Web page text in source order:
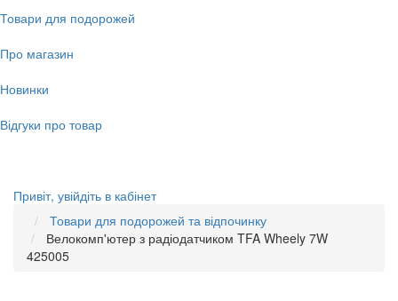
Товари для подорожей
Про магазин
Новинки
Відгуки про товар
Привіт, увійдіть в кабінет
Товари для подорожей та відпочинку
Велокомп'ютер з радіодатчиком TFA Wheely 7W
425005